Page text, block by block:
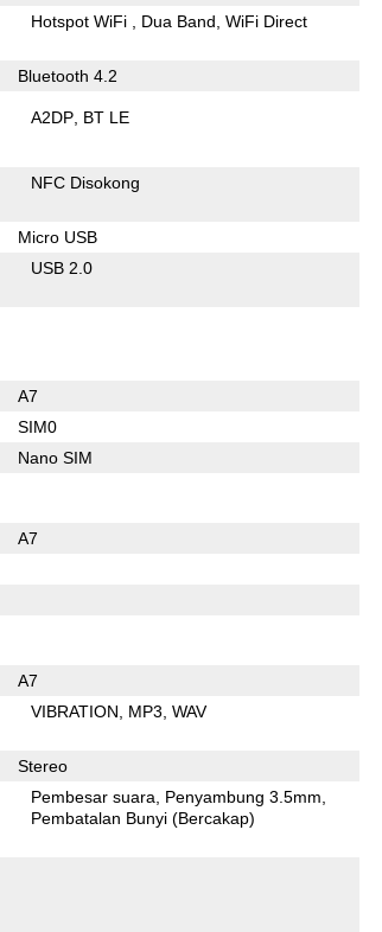
Hotspot WiFi Dua Band WiFi Direct
Bluetooth 4.2
A2DP BT LE
NFC Disokong
Micro USB
USB 2.0
A7
SIM0
Nano SIM
A7
A7
VIBRATION MP3 WAV
Stereo
Pembesar suara
Penyambung 3.5mm
Pembatalan Bunyi (Bercakap)